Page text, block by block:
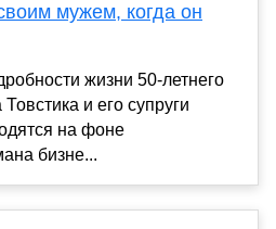
мужем, когда он
жизни 50-летнего
и его супруги
на фоне
бизне...